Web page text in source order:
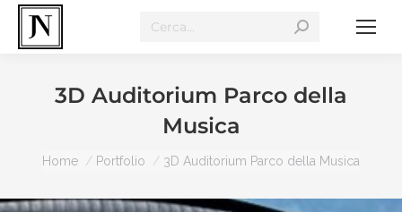
3D Auditorium Parco della
Musica
You are here:
Home Portfolio 3D Auditorium Parco della Musica